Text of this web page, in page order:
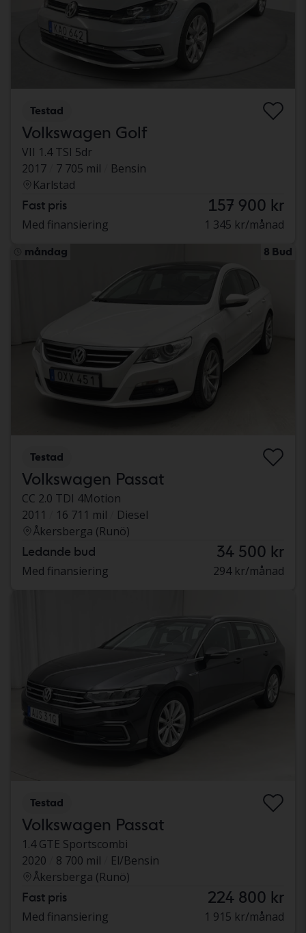
Testad
Volkswagen Golf
VII 1.4 TSI 5dr
2017
7 705 mil
Bensin
Karlstad
Fast pris 157 900 kr
Med finansiering 1 345 kr/månad
måndag 8 Bud
Testad
Volkswagen Passat
CC 2.0 TDI 4Motion
2011
16 711 mil
Diesel
Åkersberga (Runö)
Ledande bud 34 500 kr
Med finansiering 294 kr/månad
Testad
Volkswagen Passat
1.4 GTE Sportscombi
2020
8 700 mil
El/Bensin
Åkersberga (Runö)
Fast pris 224 800 kr
Med finansiering 1 915 kr/månad